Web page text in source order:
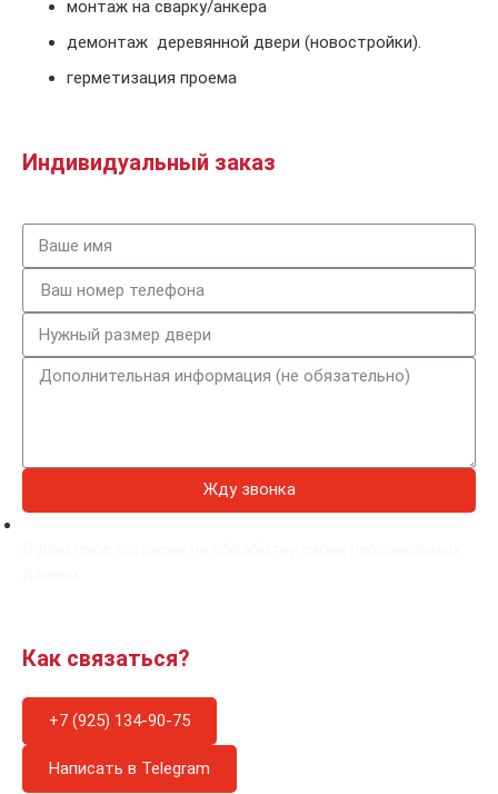
монтаж на сварку/анкера
демонтаж деревянной двери (новостройки).
герметизация проема
Индивидуальный заказ
Жду звонка
Как связаться?
+7 (925) 134-90-75
Написать в Telegram